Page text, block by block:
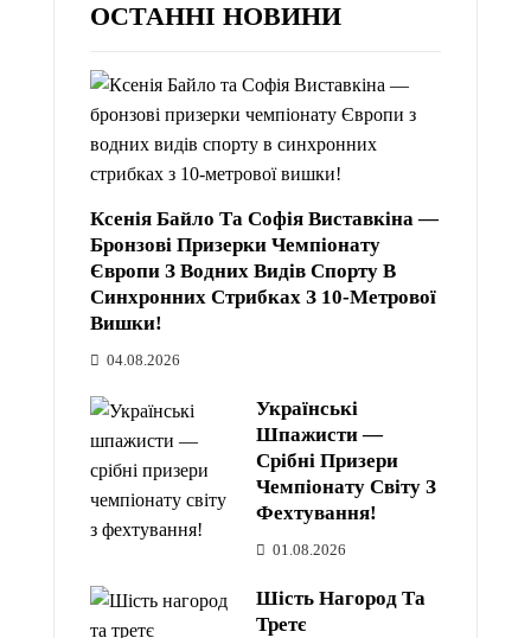
ОСТАННІ НОВИНИ
Ксенія Байло Та Софія Виставкіна —
Бронзові Призерки Чемпіонату
Європи З Водних Видів Спорту В
Синхронних Стрибках З 10-Метрової
Вишки!
04.08.2026
Українські
Шпажисти —
Срібні Призери
Чемпіонату Світу З
Фехтування!
01.08.2026
Шість Нагород Та
Третє